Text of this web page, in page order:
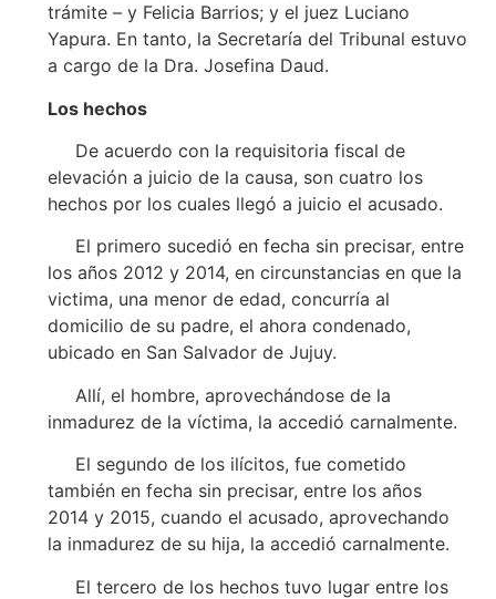
trámite – y Felicia Barrios; y el juez Luciano
Yapura. En tanto, la Secretaría del Tribunal estuvo
a cargo de la Dra. Josefina Daud.
Los hechos
De acuerdo con la requisitoria fiscal de
elevación a juicio de la causa, son cuatro los
hechos por los cuales llegó a juicio el acusado.
El primero sucedió en fecha sin precisar, entre
los años 2012 y 2014, en circunstancias en que la
victima, una menor de edad, concurría al
domicilio de su padre, el ahora condenado,
ubicado en San Salvador de Jujuy.
Allí, el hombre, aprovechándose de la
inmadurez de la víctima, la accedió carnalmente.
El segundo de los ilícitos, fue cometido
también en fecha sin precisar, entre los años
2014 y 2015, cuando el acusado, aprovechando
la inmadurez de su hija, la accedió carnalmente.
El tercero de los hechos tuvo lugar entre los